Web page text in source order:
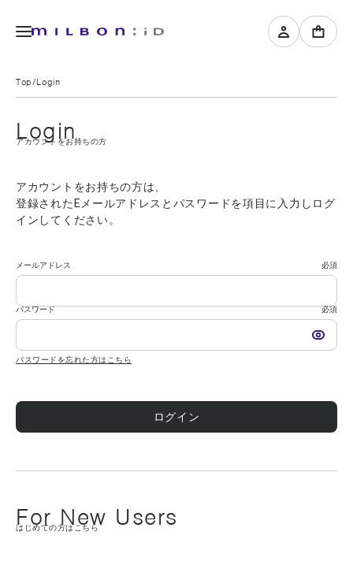
Top Login
Login
アカウントをお持ちの方
アカウントをお持ちの方は、
登録されたEメールアドレスとパスワードを項目に入力しログ
インしてください。
メールアドレス 必須
パスワード 必須
パスワードを忘れた方はこちら
ログイン
For New Users
はじめての方はこちら